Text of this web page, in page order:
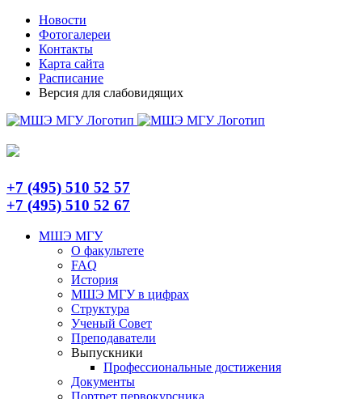
Skip
content
TelegramНовости
Фотогалереи
Контакты
Карта сайта
Расписание
Версия для слабовидящих
+7 (495) 510 52 57
+7 (495) 510 52 67
МШЭ МГУ
О факультете
FAQ
История
МШЭ МГУ в цифрах
Структура
Ученый Совет
Преподаватели
Выпускники
Профессиональные достижения
Документы